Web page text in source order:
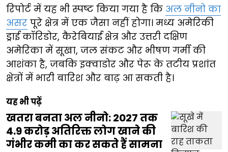
रिपोर्ट में यह भी स्पष्ट किया गया है कि अल नीनो का
असर पूरे क्षेत्र में एक जैसा नहीं होगा। मध्य अमेरिकी
ड्राई कॉरिडोर, कैरेबियाई क्षेत्र और उत्तरी दक्षिण
अमेरिका में सूखा, जल संकट और भीषण गर्मी की
आशंका है, जबकि इक्वाडोर और पेरू के तटीय प्रशांत
क्षेत्रों में भारी बारिश और बाढ़ आ सकती है।
यह भी पढ़ें
खतरा बनता अल नीनो: 2027 तक
4.9 करोड़ अतिरिक्त लोग खाने की
गंभीर कमी का कर सकते हैं सामना